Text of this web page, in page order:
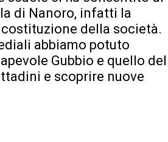
di Nanoro, infatti la
della società.
abbiamo potuto
Gubbio e quello del
e scoprire nuove